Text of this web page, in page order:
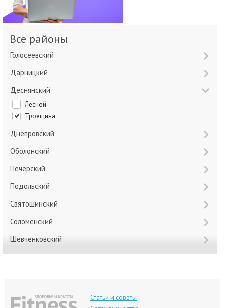
Все районы
Голосеевский
Дарницкий
Деснянский
Лесной
Троещина
Днепровский
Оболонский
Печерский
Подольский
Святошинский
Соломенский
Шевченковский
Статьи и советы